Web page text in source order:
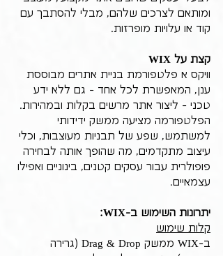
ומותאם לצרכים שלהם, מבלי להסתבך עם
קוד או עלויות מופרזות.
קצת על WIX
וויקס א פלטפורמת בניית אתרים מבוססת
ענן, המאפשרת לכל אחד - גם ללא ידע
טכני - ליצור אתר מרשים בקלות ובמהירות.
הפלטפורמה מציעה ממשק ידידותי
למשתמש, שפע של תבניות מעוצבות, וכלי
עיצוב מתקדמים, מה שהופך אותה לבחירה
פופולרית עבור עסקים קטנים, בינוניים ואפילו
עצמאיים.
יתרונות השימוש ב-WIX:
קלות שימוש
ב-WIX ממשק Drag & Drop (גרירה